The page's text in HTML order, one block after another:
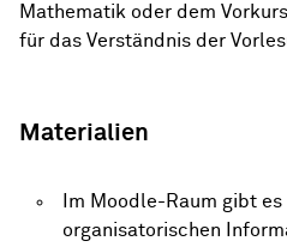
Mathematik oder dem
für das Verständnis der
Materialien
Im Moodle-Raum gibt es
organisatorischen